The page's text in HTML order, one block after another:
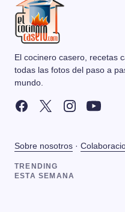
El cocinero casero, recetas
todas las fotos del paso a
mundo.
Sobre nosotros ·
TRENDING
ESTA SEMANA